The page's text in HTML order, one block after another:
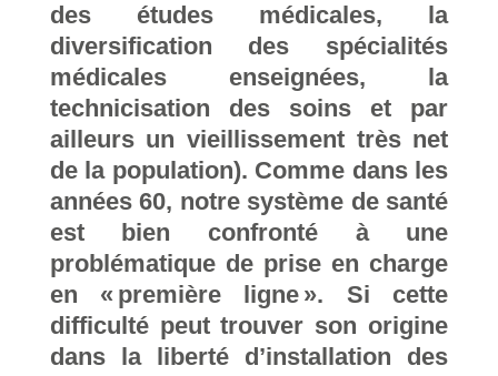
des études médicales, la
diversification des spécialités
médicales enseignées, la
technicisation des soins et par
ailleurs un vieillissement très net
de la population). Comme dans les
années 60, notre système de santé
est bien confronté à une
problématique de prise en charge
en « première ligne ». Si cette
difficulté peut trouver son origine
dans la liberté d’installation des